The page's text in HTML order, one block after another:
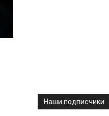
Наши подписчики